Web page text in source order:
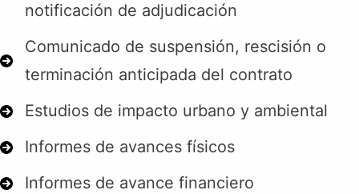
notificación de adjudicación
Comunicado de suspensión, rescisión o
terminación anticipada del contrato
Estudios de impacto urbano y ambiental
Informes de avances físicos
Informes de avance financiero